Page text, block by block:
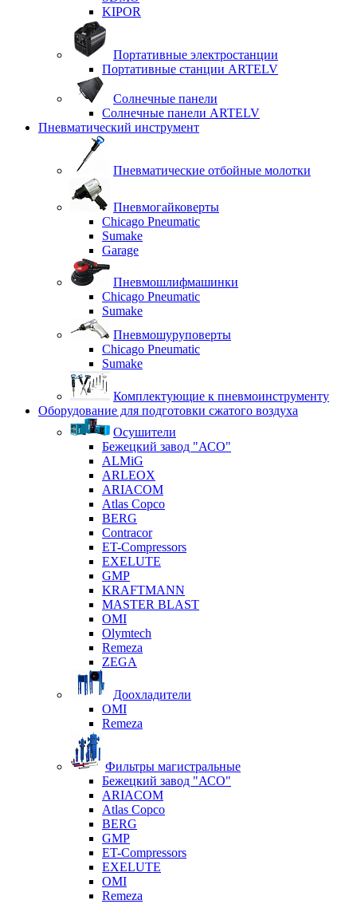
KIPOR
Портативные электростанции
Портативные станции ARTELV
Солнечные панели
Солнечные панели ARTELV
Пневматический инструмент
Пневматические отбойные молотки
Пневмогайковерты
Chicago Pneumatic
Sumake
Garage
Пневмошлифмашинки
Chicago Pneumatic
Sumake
Пневмошуруповерты
Chicago Pneumatic
Sumake
Комплектующие к пневмоинструменту
Оборудование для подготовки сжатого воздуха
Осушители
Бежецкий завод "АСО"
ALMiG
ARLEOX
ARIACOM
Atlas Copco
BERG
Contracor
ET-Compressors
EXELUTE
GMP
KRAFTMANN
MASTER BLAST
OMI
Olymtech
Remeza
ZEGA
Доохладители
OMI
Remeza
Фильтры магистральные
Бежецкий завод "АСО"
ARIACOM
Atlas Copco
BERG
GMP
ET-Compressors
EXELUTE
OMI
Remeza